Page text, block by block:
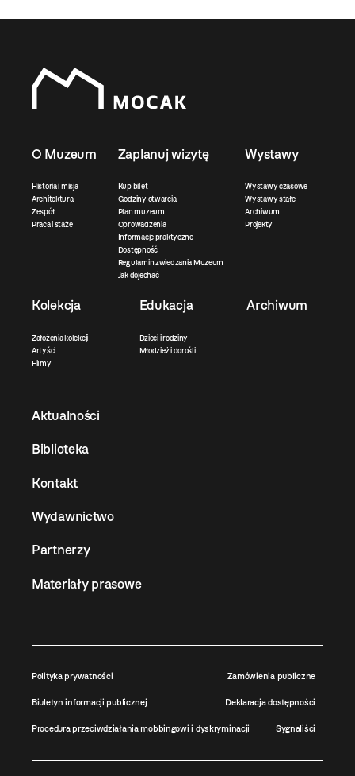
O Muzeum
Historia i misja
Architektura
Zespół
Praca i staże
Zaplanuj wizytę
Kup bilet
Godziny otwarcia
Plan muzeum
Oprowadzenia
Informacje praktyczne
Dostępność
Regulamin zwiedzania Muzeum
Jak dojechać
Wystawy
Wystawy czasowe
Wystawy stałe
Archiwum
Projekty
Kolekcja
Założenia kolekcji
Artyści
Filmy
Edukacja
Dzieci i rodziny
Młodzież i dorośli
Archiwum
Aktualności
Biblioteka
Kontakt
Wydawnictwo
Partnerzy
Materiały prasowe
Polityka prywatności Zamówienia publiczne
Biuletyn informacji publicznej Deklaracja dostępności
Procedura przeciwdziałania mobbingowi i dyskryminacji Sygnaliści